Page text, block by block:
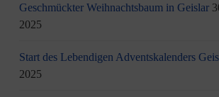
Geschmückter Weihnachtsbaum in Geislar
2025
Start des Lebendigen Adventskalenders
2025